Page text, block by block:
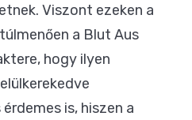
Viszont ezeken a
a Blut Aus
hogy ilyen
is, hiszen a